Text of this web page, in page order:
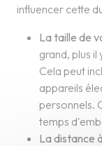
influencer cette
La taille de
grand, plus
Cela peut
appareils
personnels.
temps
La distance